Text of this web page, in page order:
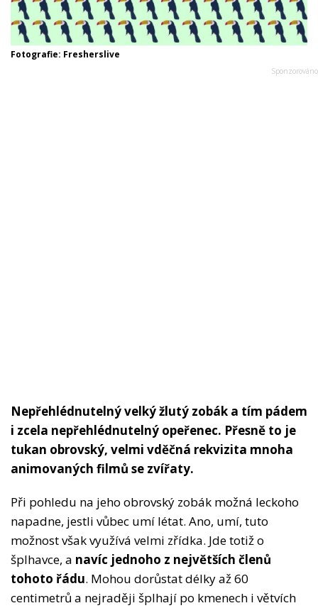
Fotografie: Fresherslive
Nepřehlédnutelný velký žlutý zobák a tím pádem
i zcela nepřehlédnutelný opeřenec. Přesně to je
tukan obrovský, velmi vděčná rekvizita mnoha
animovaných filmů se zvířaty.
Při pohledu na jeho obrovský zobák možná leckoho
napadne, jestli vůbec umí létat. Ano, umí, tuto
možnost však využívá velmi zřídka. Jde totiž o
šplhavce, a navíc jednoho z největších členů
tohoto řádu. Mohou dorůstat délky až 60
centimetrů a nejraději šplhají po kmenech i větvích